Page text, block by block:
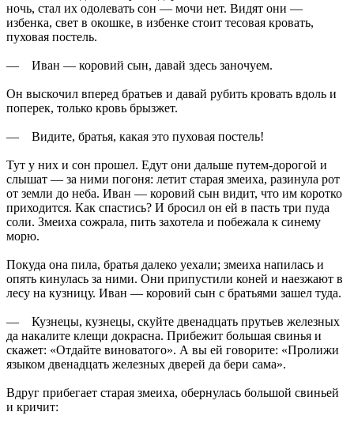
ночь, стал их одолевать сон — мочи нет. Видят они —
избенка, свет в окошке, в избенке стоит тесовая кровать,
пуховая постель.
— Иван — коровий сын, давай здесь заночуем.
Он выскочил вперед братьев и давай рубить кровать вдоль и
поперек, только кровь брызжет.
— Видите, братья, какая это пуховая постель!
Тут у них и сон прошел. Едут они дальше путем-дорогой и
слышат — за ними погоня: летит старая змеиха, разинула рот
от земли до неба. Иван — коровий сын видит, что им коротко
приходится. Как спастись? И бросил он ей в пасть три пуда
соли. Змеиха сожрала, пить захотела и побежала к синему
морю.
Покуда она пила, братья далеко уехали; змеиха напилась и
опять кинулась за ними. Они припустили коней и наезжают в
лесу на кузницу. Иван — коровий сын с братьями зашел туда.
— Кузнецы, кузнецы, скуйте двенадцать прутьев железных
да накалите клещи докрасна. Прибежит большая свинья и
скажет: «Отдайте виноватого». А вы ей говорите: «Пролижи
языком двенадцать железных дверей да бери сама».
Вдруг прибегает старая змеиха, обернулась большой свиньей
и кричит: